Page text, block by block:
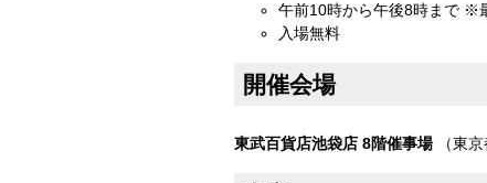
午前10時から午後8時まで ※
入場無料
開催会場
東武百貨店池袋店 8階催事場 （東